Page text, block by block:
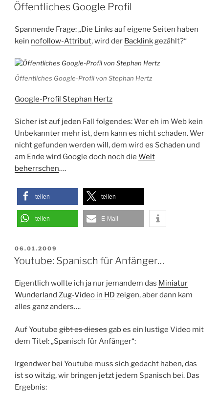
AM
Öffentliches Google Profil
Spannende Frage: „Die Links auf eigene Seiten haben
kein nofollow-Attribut, wird der Backlinkgezählt?“
Öffentliches Google-Profil von Stephan Hertz
Google-Profil Stephan Hertz
Sicher ist auf jeden Fall folgendes: Wer eh im Web kein
Unbekannter mehr ist, dem kann es nicht schaden. Wer
nicht gefunden werden will, dem wird es Schaden und
am Ende wird Google doch noch die Welt
beherrschen….
teilen teilen
teilen E-Mail
VERÖFFENTLICHT
AM
06.01.2009
Youtube: Spanisch für Anfänger…
Eigentlich wollte ich ja nur jemandem das Miniatur
Wunderland Zug-Video in HD zeigen, aber dann kam
alles ganz anders….
Auf Youtube gibt es diesesgab es ein lustige Video mit
dem Titel: „Spanisch für Anfänger“:
Irgendwer bei Youtube muss sich gedacht haben, das
ist so witzig, wir bringen jetzt jedem Spanisch bei. Das
Ergebnis: